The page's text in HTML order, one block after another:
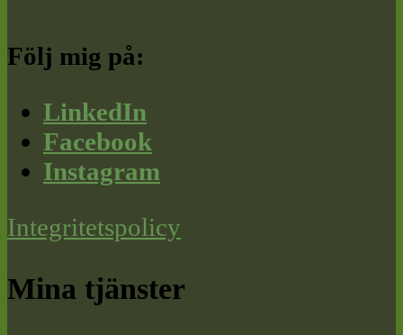
Följ mig på:
LinkedIn
Facebook
Instagram
Integritetspolicy
Mina tjänster